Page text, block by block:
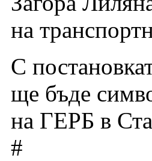
на
С
ще бъде
на ГЕРБ в
#